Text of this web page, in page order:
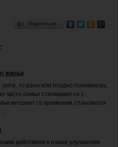
Поделиться…
жилья
уюта, то рано или поздно понимаешь,
часто семьи сталкиваются с
ветшает со временем, становится
действиям в плане улучшения